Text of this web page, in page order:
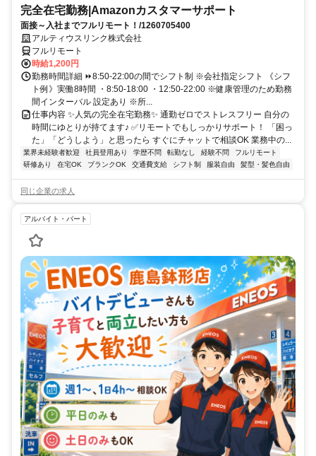
完全在宅勤務|Amazonカスタマーサポート
面接～入社までフルリモート！/1260705400
アルティウスリンク株式会社
フルリモート
時給1,200円
勤務時間詳細 ⏩8:50-22:00の間でシフト制 ※会社指定シフト 《シフ
ト例》実働8時間 ・8:50-18:00 ・12:50-22:00 ※健康管理のため勤務
間インターバル 設定あり ※所...
仕事内容 ✨人気の完全在宅勤務✨ 通勤ゼロでストレスフリー 自分の
時間にゆとりが持てます♪ ✅リモートでもしっかりサポート！ 「困っ
た」「どうしよう」と思ったら すぐにチャットで相談OK 業務中の...
業界未経験者歓迎 社員登用あり 学歴不問 転勤なし 経験不問
フルリモート
研修あり
在宅OK ブランクOK 交通費支給 シフト制 服装自由 髪型・髪色自由
同じ企業の求人
アルバイト・パート